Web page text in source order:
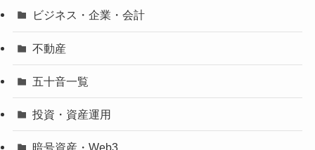
ビジネス・企業・会計
不動産
五十音一覧
投資・資産運用
暗号資産・Web3